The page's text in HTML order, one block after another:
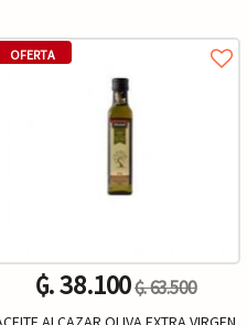
OFERTA
₲. 38.100₲. 63.500